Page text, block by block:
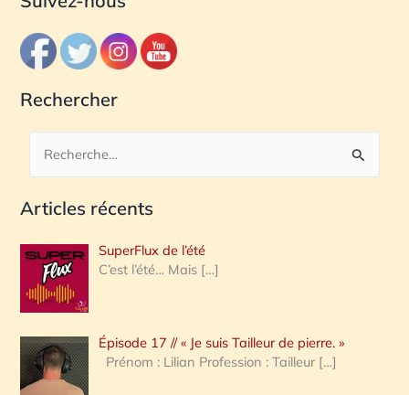
Rechercher
c
e
r
c
h
e
Articles récents
SuperFlux de l’été
C’est l’été… Mais […]
Épisode 17 // « Je suis Tailleur de pierre. »
Prénom : Lilian Profession : Tailleur […]